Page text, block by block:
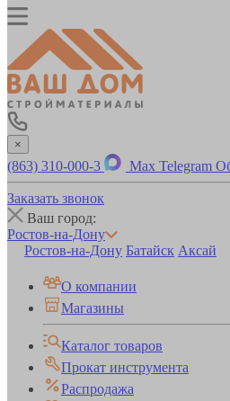
×
(863) 310-000-3 Max Telegram
Заказать звонок
Ваш город:
Ростов-на-Дону
Ростов-на-Дону Батайск Аксай
О компании
Магазины
Каталог товаров
Прокат инструмента
Распродажа